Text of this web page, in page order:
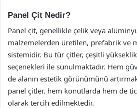
Panel Çit Nedir?
Panel çit, genellikle çelik veya
malzemelerden üretilen, prefabrik ve
sistemidir. Bu tür çitler, çeşitli
seçenekleri ile sunulmaktadır. Hem
de alanın estetik görünümünü
panel çitler, hem konutlarda hem de
olarak tercih edilmektedir.